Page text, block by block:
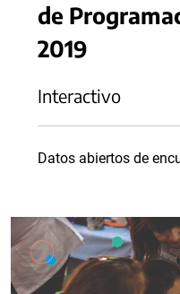
de
2019
Interactivo
Datos abiertos de